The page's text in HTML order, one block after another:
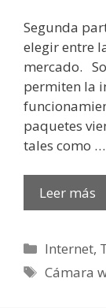
Segunda
elegir entre
mercado.
permiten la
paquetes
tales como …
Leer más
Internet,
Etiquetas
Cámara